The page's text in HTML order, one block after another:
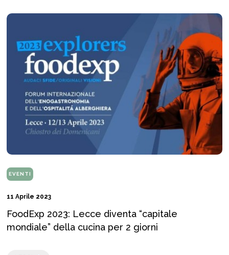
EVENTI
11 Aprile 2023
FoodExp 2023: Lecce diventa “capitale
mondiale” della cucina per 2 giorni